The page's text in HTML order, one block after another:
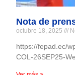
Nota de
octubre 18, 2025
https://fepad.ec/
COL-26SEP25-